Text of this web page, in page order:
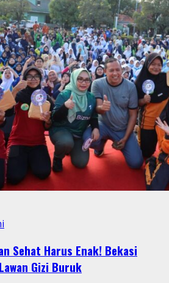
Sehat Harus Enak! Bekasi
Gizi Buruk